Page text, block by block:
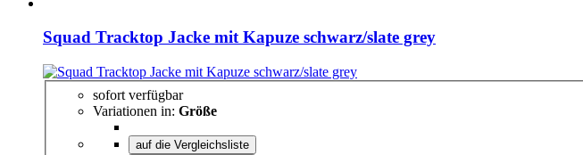
Squad Tracktop Jacke mit Kapuze schwarz/slate grey
sofort verfügbar
Variationen in: Größe
auf die Vergleichsliste